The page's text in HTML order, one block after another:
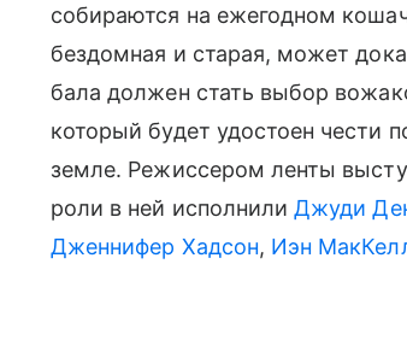
собираются на ежегодном
бездомная и старая, может
бала должен стать выбор
который будет удостоен чести
земле. Режиссером ленты
роли в ней исполнилиДжуди
Дженнифер Хадсон, Иэн